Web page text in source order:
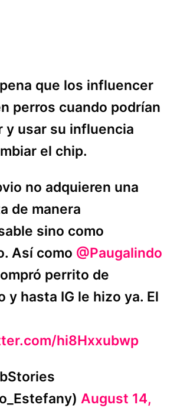
que los influencer
perros cuando podrían
y usar su influencia
el chip.
no adquieren una
de manera
sino como
Así como @Paugalindo
perrito de
y hasta IG le hizo ya. El
hi8Hxxubwp
August 14,